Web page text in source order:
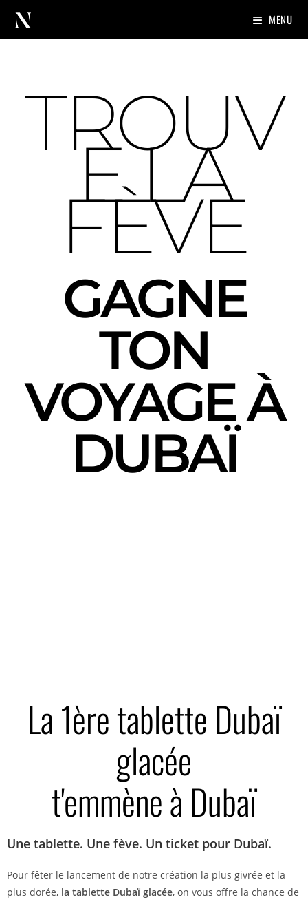
MENU
TROUV
E LA
FÈVE
GAGNE
TON
VOYAGE À
DUBAÏ
La 1ère tablette Dubaï
glacée
t'emmène à Dubaï
Une tablette. Une fève. Un ticket pour Dubaï.
Pour fêter le lancement de notre création la plus givrée et la
plus dorée, la tablette Dubaï glacée, on vous offre la chance de